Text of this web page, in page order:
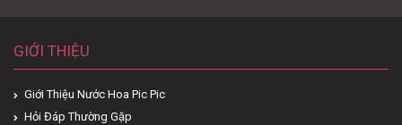
GIỚI THIỆU
Giới Thiệu Nước Hoa Pic Pic
Hỏi Đáp Thường Gặp